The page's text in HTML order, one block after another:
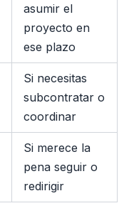
asumir el
proyecto en
ese plazo
Si necesitas
subcontratar o
coordinar
Si merece la
pena seguir o
redirigir